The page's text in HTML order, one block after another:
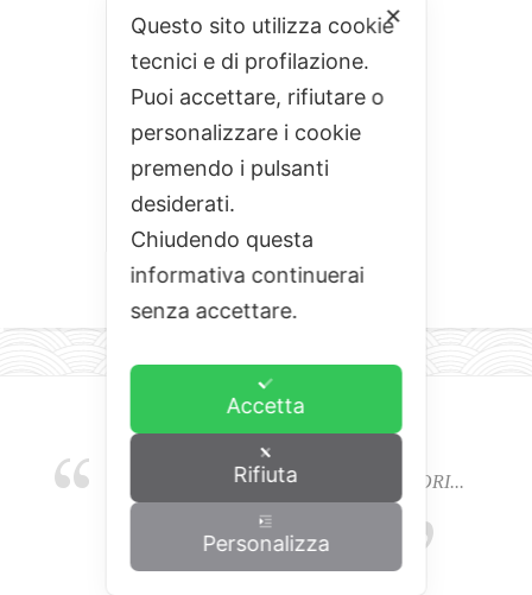
EMOZIONI, COLORI, ODORI E SAPORI...
L'ALCHIMIA DEL BUON CIBO
✕
Questo sito utilizza cookie
tecnici e di profilazione.
Puoi accettare, rifiutare o
personalizzare i cookie
premendo i pulsanti
desiderati.
Chiudendo questa
informativa continuerai
senza accettare.
Accetta
Rifiuta
Personalizza